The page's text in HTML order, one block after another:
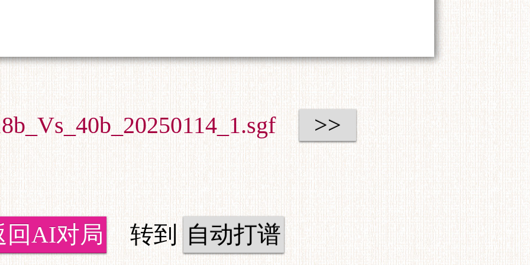
>>
回AI对局 转到 自动打谱